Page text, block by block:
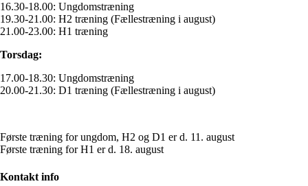
16.30-18.00: Ungdomstræning
19.30-21.00: H2 træning (Fællestræning i august)
21.00-23.00: H1 træning
Torsdag:
17.00-18.30: Ungdomstræning
20.00-21.30: D1 træning (Fællestræning i august)
Første træning for ungdom, H2 og D1 er d. 11. august
Første træning for H1 er d. 18. august
Kontakt info